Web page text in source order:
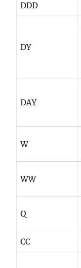
DDD
DY
DAY
W
WW
Q
CC